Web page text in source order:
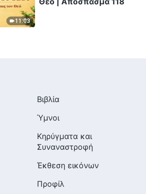
11:03
Βιβλία
Ύμνοι
Κηρύγματα και
Συναναστροφή
Έκθεση εικόνων
Προφίλ